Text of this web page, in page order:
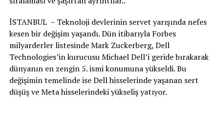
İSTANBUL – Teknoloji devlerinin servet yarışında nefes
kesen bir değişim yaşandı. Dün itibarıyla Forbes
milyarderler listesinde Mark Zuckerberg, Dell
Technologies’in kurucusu Michael Dell’i geride bırakarak
dünyanın en zengin 5. ismi konumuna yükseldi. Bu
değişimin temelinde ise Dell hisselerinde yaşanan sert
düşüş ve Meta hisselerindeki yükseliş yatıyor.